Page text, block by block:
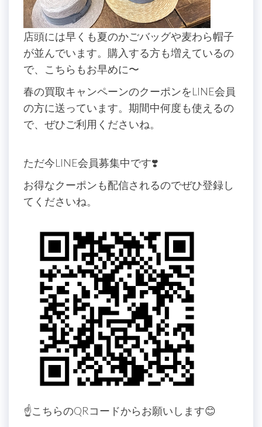
店頭には早くも夏のかごバッグや麦わら帽子
が並んでいます。購入する方も増えているの
で、こちらもお早めに〜
春の買取キャンペーンのクーポンをLINE会員
の方に送っています。期間中何度も使えるの
で、ぜひご利用くださいね。
ただ今LINE会員募集中です❣️
お得なクーポンも配信されるのでぜひ登録し
てくださいね。
☝️こちらのQRコードからお願いします😊